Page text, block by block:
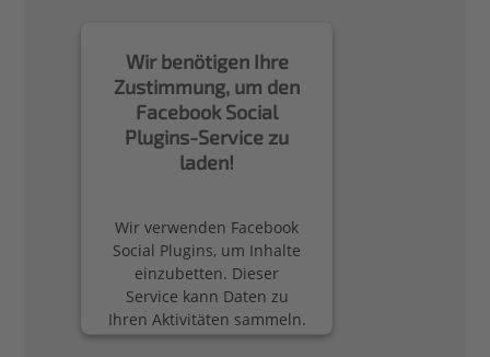
Wir benötigen Ihre
Zustimmung, um den
Facebook Social
Plugins-Service zu
laden!
Wir verwenden Facebook
Social Plugins, um Inhalte
einzubetten. Dieser
Service kann Daten zu
Ihren Aktivitäten sammeln.
Bitte lesen Sie die Details